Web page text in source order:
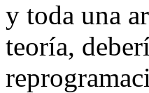
y toda una
teoría,